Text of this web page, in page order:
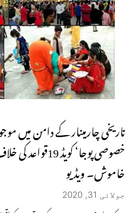
تاریخی چارمینار کے دامن میں
خصوصی پوجا‘ کویڈ
خاموش۔ ویڈیو
جولائی 31, 2020